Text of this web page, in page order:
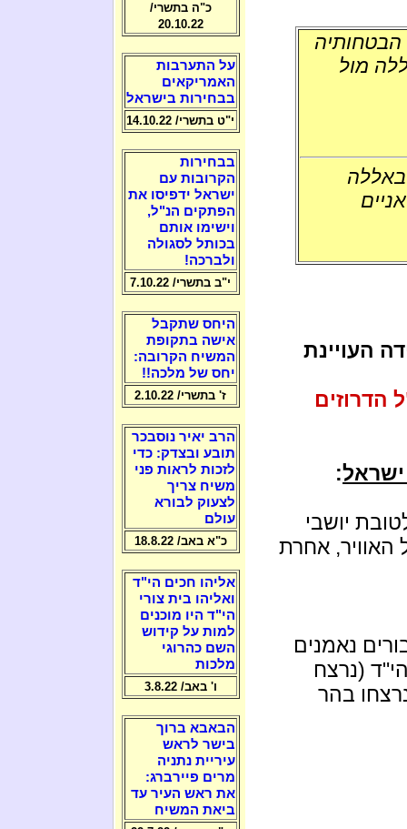
מול
העויינת
הדרוזים
ישראל:
יושבי
אחרת
נאמנים
(נרצח
שנרצחו בהר
כ"ה בתשרי/
20.10.22
על התערבות
האמריקאים
בבחירות בישראל
י"ט בתשרי/ 14.10.22
בבחירות
הקרובות עם
ישראל ידפיסו את
הפתקים הנ"ל,
וישימו אותם
בכותל לסגולה
ולברכה!
י"ב בתשרי/ 7.10.22
היחס שתקבל
אישה בתקופת
המשיח הקרובה:
יחס של מלכה!!
ז' בתשרי/ 2.10.22
הרב יאיר נוסבכר
תובע ובצדק: כדי
לזכות לראות פני
משיח צריך
לצעוק לבורא
עולם
כ"א באב/ 18.8.22
אליהו חכים הי"ד
ואליהו בית צורי
הי"ד היו מוכנים
למות על קידוש
השם כהרוגי
מלכות
ו' באב/ 3.8.22
הבאבא ברוך
בישר לראש
עיריית נתניה
מרים פיירברג:
את ראש העיר עד
ביאת המשיח